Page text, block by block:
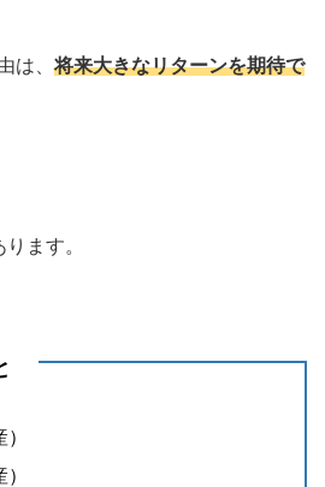
は、将来大きなリターンを期待で
ます。